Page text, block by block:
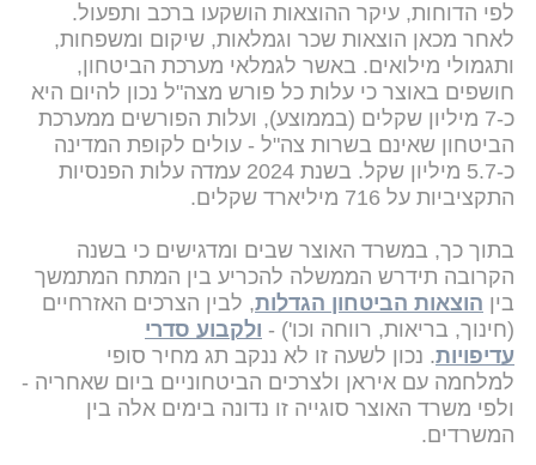
לפי הדוחות, עיקר ההוצאות הושקעו ברכב ותפעול.
לאחר מכאן הוצאות שכר וגמלאות, שיקום ומשפחות,
ותגמולי מילואים. באשר לגמלאי מערכת הביטחון,
חושפים באוצר כי עלות כל פורש מצה"ל נכון להיום היא
כ-7 מיליון שקלים (בממוצע), ועלות הפורשים ממערכת
הביטחון שאינם בשרות צה"ל - עולים לקופת המדינה
כ-5.7 מיליון שקל. בשנת 2024 עמדה עלות הפנסיות
התקציביות על 716 מיליארד שקלים.
בתוך כך, במשרד האוצר שבים ומדגישים כי בשנה
הקרובה תידרש הממשלה להכריע בין המתח המתמשך
בין הוצאות הביטחון הגדלות, לבין הצרכים האזרחיים
(חינוך, בריאות, רווחה וכו') - ולקבוע סדרי
עדיפויות. נכון לשעה זו לא ננקב תג מחיר סופי
למלחמה עם איראן ולצרכים הביטחוניים ביום שאחריה -
ולפי משרד האוצר סוגייה זו נדונה בימים אלה בין
המשרדים.